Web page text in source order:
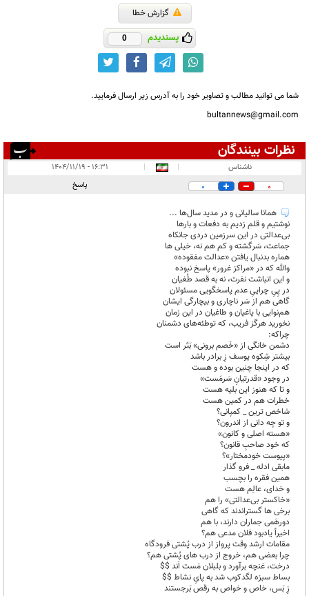
گزارش خطا
پسندیدم 0
شما می توانید مطالب و تصاویر خود را به آدرس زیر ارسال فرمایید.
bultannews@gmail.com
نظرات بینندگان
در انتظار بررسی:
ناشناس |
|
۱۶:۳۱ - ۱۴۰۴/۱۱/۱۹
0
0 پاسخ
همانا سالیانی و در مدید سال‌ها ...
نوشتیم و قلم زدیم به دفعات و بارها
بی‌عدالتی در این سرزمین دردی جانکاه
جماعت، سَرگشته و کم هم نه، خیلی ها
هماره بدنبال یافتن «عدالت مفقوده»
والله که در «مراکز غرور» پاسخ نبوده
و این انباشت نفرت، نه به قصد طُغیان
در پِیِ چراییِ عدم پاسخگویی مسئولان
گاهی هم از سَر ناچاری و بیچارگی ایشان
هم‌نوایی با یاغیان و طاغیان در این زمان
نخورید هرگز فریب، که توطئه‌های دشمنان
چراکه:
دشمن خانگی از «خَصم برونی» بَتَر است
بیشتر شِکوه یوسف زِ برادر باشد
که در اینجا چنین بوده و هست
در وجود «قدرتیانِ سَرمَست»
و تا که هنوز این بلیه هست
خطرات هم در کمین هست
شاخص ترین _ کمپانی؟
و تو چه دانی از اندرون؟
«هسته اصلی و کانون»
که خود صاحبِ قانون؟
«پیوست خودمختار»؟
مابقی ادله _ فرو گذار
همین فقره را بچسب
و خدای، عالِم هست
«خاکستر بی‌عدالتی» را هم
برخی ها گستراندند که گاهی
دورهَمی جماران دارند، با هم
اخیراً یادبود فلان مدعی هم؟
مقامات ارشد وقت پرواز از درب پُشتی فرودگاه
چرا بعضی هم، خروج از درب های پُشتی هم؟
درخت، غنچه برآورد و بلبلان مَست اَند $$
بساط سبزه لگدکوب شد به پایِ نشاط $$
زِ بَس، خاص و خواص به رقص بَرجستند